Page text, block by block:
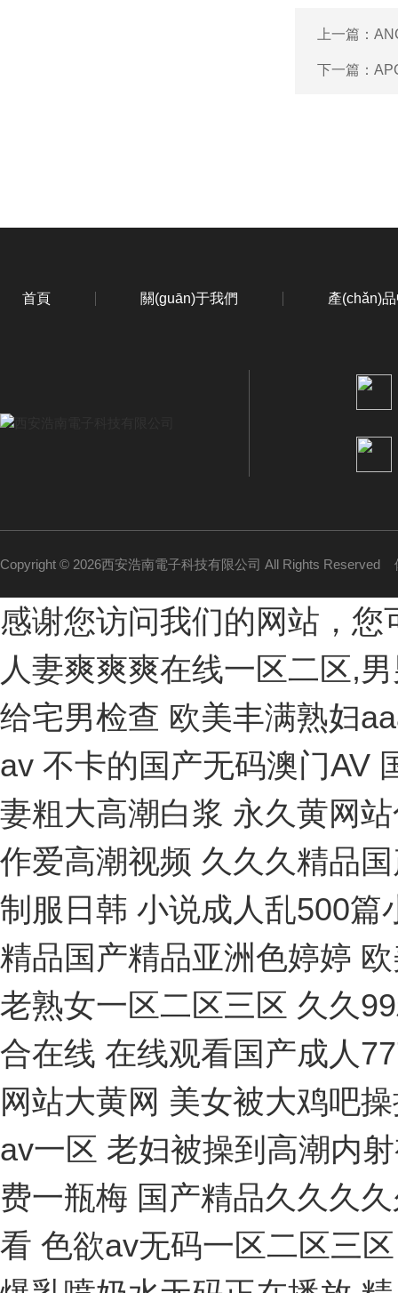
上一篇：
下一篇：
首頁 關(guān)于我們 產(chǎn)
Copyright © 2026西安浩南電子科技有限公司 All Rights Reserved
感谢您访问我们的网站，
人妻爽爽爽在线一区二区,
给宅男检查 欧美丰满熟妇aaaa片 野外亲子乱子伦长篇小说 国产精品国产三级国产av 不卡的国产无码澳门AV 国产三级黄色的在线观看 国产乱人伦一区二区精品 娇妻粗大高潮白浆 永久黄网站色视频免费下载 波多野结衣精品在线字幕 德国大肥女作爱高潮视频 久久久精品国产亚洲av 69成人免费视频无码专区 国产精品亚洲综合制服日韩 小说成人乱500篇小说 a国产在线观看 苍井空浴缸大战猛男120分钟 久久精品国产精品亚洲色婷婷 欧美成人aa视频免费观看 2022国产成人综合精品 精品老熟女一区二区三区 久久99精品一区二区三区 女生被叉逼网站 国产不卡的丝袜综合在线 在线观看国产成人777 日本一区二区三区高清不卡 亚洲 无码 AV 在线 情侣网站大黄网 美女被大鸡吧操插操插日 夫妻性生活黄色一级大片 伊人久久大香线蕉av一区 老妇被操到高潮内射视频 手机看中文字幕一区无码 久久久久免费毛a片免费一瓶梅 国产精品久久久久久搜索 日韩三极片在线免费播放 国产91麻豆视频免费看 色欲av无码一区二区三区 性一交一无一伦一精一品 成人黄网站免费观看久久 爆乳喷奶水无码正在播放 精品高潮丰满少妇毛茸茸 被黑人的大鸡吧插高潮了 国产亚洲精品久久久97密 玩乳吃奶无遮挡免费视频 操一操在线资源 黑鸡巴日白屄图 亚洲精品成人a在线观看 免费观看日b视频的网站 亚洲男人大吊插女人骚逼 老妇屄里好痒快用点力啊 免费A黄色网站 2022国产高清视频网 真实国产乱子伦xxxx 波多野结衣Av直接播放 操逼喷水毛茸茸角质中出 欧美人与禽交片在线观看 亚洲国产精品一在线观看 国产黄a三级一级二级观看 口国产成人高清在线播放 亚洲夫妻性生活拍拍视频 亚洲婷婷久久狠狠伊人影院 青娱乐成人免费在线视频 精品国产高清在线看国产 用你的大鸡巴操死我视频 人妻少妇一区二区三区 亚洲人成网站精品片在线 免费乱人伦日本爽爽影院 高潮来了 用力黄片入口 久草大香蕉一区 啪啪运动屁股大丰满网站 深在线观看x爱视频网站 欧美操老烧逼网 国产精品无码 久久AⅤ 欧美性极品少妇精品网站 夜夜拍夜夜爽夜夜拍拍拍 亚洲男人在线天堂2019 成年人草逼视频 欧美成人超碰在线6666 蝌蚪窝自拍网站 日本妈妈包臀裙诱惑入口 国产色爱av资源综合区 国产一级久久久久久大片 国产精品日韩欧美一区二区三区 老司机午夜精品在线观看 avtt天堂网一区二区 欧美三级片在线观看乐播 www夜插内射视频网站 欧美日韩国产精品 蜜臀99久久精品久久久 gogo亚洲av一区二区 插逼视频app 337P大尺度啪啪人体 精品精品男人的天堂国产 久久aaaa片一区二区 国产中文字幕无码av天堂 国产精品久久久久久av 男人跟女人操黄片儿操逼 韩国专线一区二三区丫头 久久青草免费97线频观 高清特黄a大片在线观看 精品人妻无码一区二区三区4 搜可以免费看操逼的网站 java性无码hd中文 欧美操老烧逼网 人妻视频中文字幕一二区 看男生插女生下面的网站 久久久久久一级毛片免费 91九色蝌蚪窝 久久久久久久久毛片来了 久久九九久精品国产剧情 亚洲AV成人影视综合网 情人日皮黄色视频网站片 精品伊人久久久 国产十八禁视频在线网站 爱在午夜降临前在线观看 国产精品亚洲成在人线 操你骚逼www 欧美成人免费全部观看国产 人人妻人人澡人人爽dvd 性爱视频大鸡巴 亚洲91久久久久久久久 欧美精品综合久久久久久 无码av免费一区二区三区四区 中国一级全黄的免费观看 亚洲黄无码一区二区三区 亚洲日本精品一区二区三区 亚洲熟妇丝裤乱又伦AV 国产中文字幕高清在线观看 韩漫免费无遮挡韩漫免费漫画网站 青草青草原在线视频观看 欧美人与动牲交免费观看 男女裸交免费无遮挡全过程 中文有码国产精品欧美激情 少妇高潮尖叫久久久久久久 国模无码视频一区二区三区 1区2区3区4区精华液 成人嘿咻漫画免费入口 中文字幕日韩有码国产精品 男人桶女人小穴视频欧美 亚洲成a人无码 久久精品久久久久观看99水蜜桃 亚洲福利视频一区二区三区 国产第一页浮力影院草草 91免费视频高清在线观看 最新精品国产自偷在自线 射进你的骚逼里免费观看 久久亚洲国际午夜精品理论 碟子卡了放不出来怎么办 激情岳女双飞 人人爽久久涩噜噜噜蜜桃 国产精品成人又粗又长又爽 自拍中年熟女高潮大集合 小泽玛利亚无码一区二区 日本中文字幕在线papa 嗯嗯,啊,插逼逼的视频 久久精品国产精品亚洲色婷婷 日日摸日日添夜夜爽97 槡逼黄色网站美女大逼橾 久在线中文乱码免费视频 日本一区二区在线免费视频 日韩日韩日韩日韩日韩 美女100%100骚逼 精品久久综合亚洲欧美久久 扣大逼操老逼日小逼视频 日本熟妇无码亚洲a人片 国产成人久久久精品品牌 我想看看小逼逼 狠狠色婷婷久久一区二区 gogo大胆无码免费视频 91九色prony国产 国产原视频免费在线观看 夜夜草视频在线免费观看 成视频年人黄网站免费视频 人与动人物a级毛片中文 国产在线精品无码不不卡 女人被躁到高潮免费视频 日本一区二区三区中文免费 欧美精品亚洲精品日韩专 宝贝h调教1v1h 国外电影一个女孩爱唱歌 丝袜美女操插入 一区二区三区欧美一级爽 精品国产第国产综合精品 亚洲熟妇无码av无码 2020国自产拍精品高潮 av无码精品